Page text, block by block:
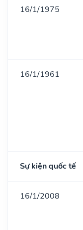
16/1/1975
16/1/1961
Sự kiện quốc tế
16/1/2008